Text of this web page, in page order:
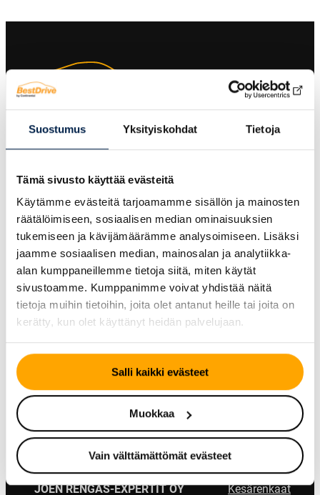
Suostumus Yksityiskohdat Tietoja
Tämä sivusto käyttää evästeitä
Käytämme evästeitä tarjoamamme sisällön ja mainosten
räätälöimiseen, sosiaalisen median ominaisuuksien
tukemiseen ja kävijämäärämme analysoimiseen. Lisäksi
jaamme sosiaalisen median, mainosalan ja analytiikka-
alan kumppaneillemme tietoja siitä, miten käytät
sivustoamme. Kumppanimme voivat yhdistää näitä
tietoja muihin tietoihin, joita olet antanut heille tai joita on
kerätty, kun olet käyttänyt heidän palvelujaan.
Salli kaikki evästeet
Muokkaa
Vain välttämättömät evästeet
BestDrive Joensuu on yksityinen
rengashotelli Joensuussa. Vuodesta 1989
vuonna 2006 kotimaiseen BestDrive-ketjuun.
Vähittäis- ja tukkukauppiaana olemme
palvelleet jo vuosikymmeniä niitä, joiden
tarpeissa ovat laadukkaat auton ja
pakettiauton renkaat sekä renkaanvaihto
Joensuussa.
Yhteystiedot
JOEN RENGAS-EXPERTIT OY
Kesärenkaat